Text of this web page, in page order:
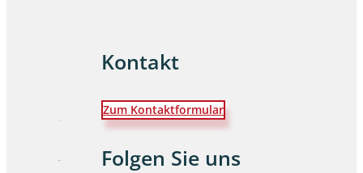
Kontakt
Zum Kontaktformular
Folgen Sie uns